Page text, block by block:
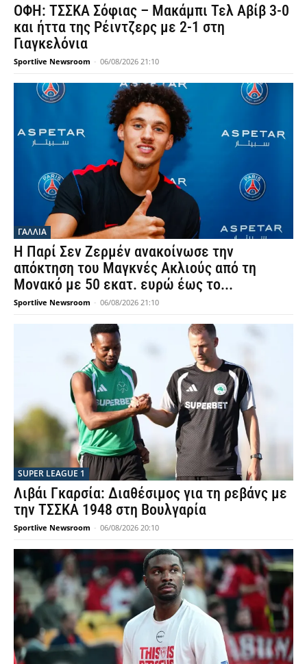
ΟΦΗ: ΤΣΣΚΑ Σόφιας – Μακάμπι Τελ Αβίβ 3-0
και ήττα της Ρέιντζερς με 2-1 στη
Γιαγκελόνια
Sportlive Newsroom - 06/08/2026 21:10
ΓΑΛΛΙΑ
Η Παρί Σεν Ζερμέν ανακοίνωσε την
απόκτηση του Μαγκνές Ακλιούς από τη
Μονακό με 50 εκατ. ευρώ έως το...
Sportlive Newsroom - 06/08/2026 21:10
SUPER LEAGUE 1
Λιβάι Γκαρσία: Διαθέσιμος για τη ρεβάνς με
την ΤΣΣΚΑ 1948 στη Βουλγαρία
Sportlive Newsroom - 06/08/2026 20:10